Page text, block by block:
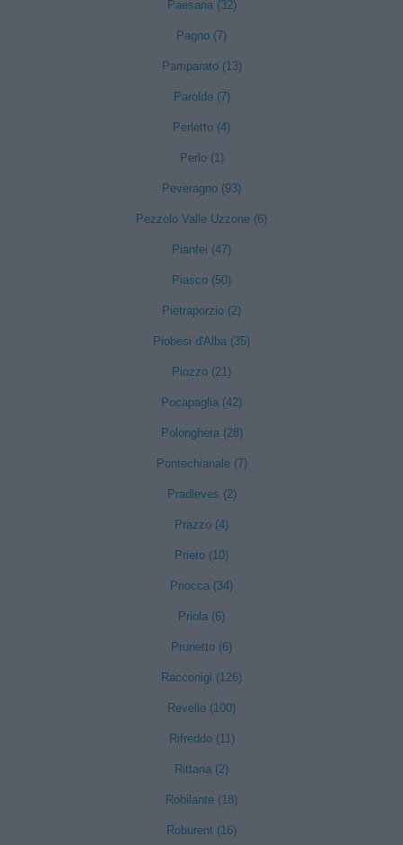
Paesana (32)
Pagno (7)
Pamparato (13)
Paroldo (7)
Perletto (4)
Perlo (1)
Peveragno (93)
Pezzolo Valle Uzzone (6)
Pianfei (47)
Piasco (50)
Pietraporzio (2)
Piobesi d'Alba (35)
Piozzo (21)
Pocapaglia (42)
Polonghera (28)
Pontechianale (7)
Pradleves (2)
Prazzo (4)
Priero (10)
Priocca (34)
Priola (6)
Prunetto (6)
Racconigi (126)
Revello (100)
Rifreddo (11)
Rittana (2)
Robilante (18)
Roburent (16)